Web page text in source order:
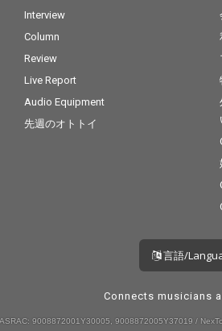
Interview
Column
Review
Live Report
Audio Equipment
先週のオトトイ
言語/
Connects musicians
9008872001Y30005, 9008872005Y37019 /